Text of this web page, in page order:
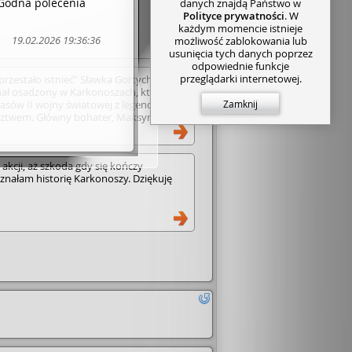
istnieć” Sławka Gortycha to
osadzony w Karkonoszach, który
II wojny światowej z legendami i
Główny bohater, Maksymilian
odkryć prawdę o śmierci swojego
górskiego schroniska,
rodzinne sekrety oraz mroczną
część popularnej Karkonoskiej
za budowanie napięcia i
akcji, aż szkoda gdy się kończy
historię Karkonoszy. Dziękuję
19.02.2026 19:36:36
danych znajdą Państwo w
Polityce prywatności. W
każdym momencie istnieje
możliwość zablokowania lub
usunięcia tych danych poprzez
odpowiednie funkcje
przeglądarki internetowej.
Zamknij